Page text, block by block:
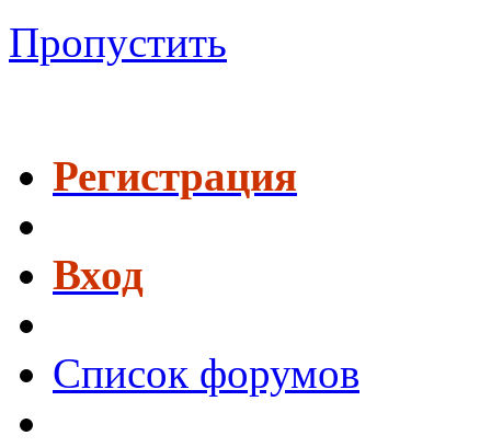
Пропустить
Регистрация
Вход
Список форумов